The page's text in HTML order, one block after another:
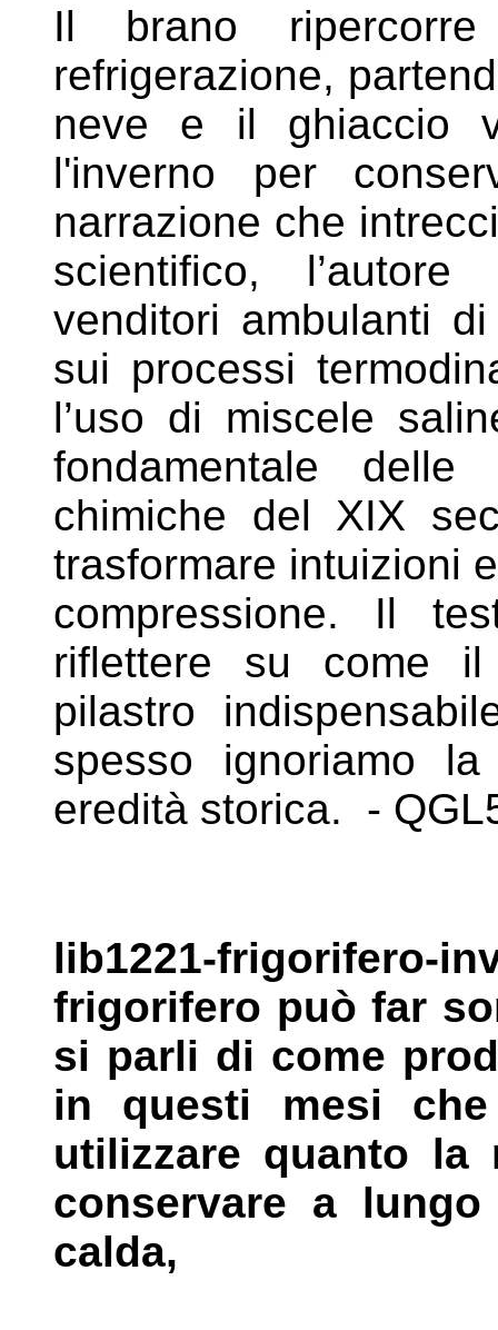
Il brano
refrigerazione,
neve e il ghiaccio
l'inverno per
narrazione che
scientifico,
venditori ambulanti
sui processi
l’uso di miscele
fondamentale
chimiche del XIX
trasformare intuizioni
compressione. Il
riflettere su come il
pilastro
spesso ignoriamo
eredità storica. -
lib1221-frigorifero-
frigorifero può far
si parli di come
in questi mesi
utilizzare quanto la
conservare a
calda,